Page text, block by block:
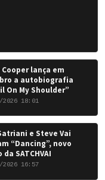
lança em
a autobiografia
On My Shoulder”
2026 18:01
e Steve Vai
“Dancing”, novo
SATCHVAI
2026 16:57